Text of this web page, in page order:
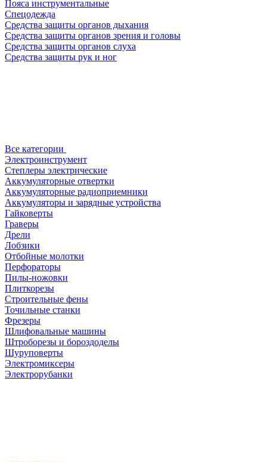
Пояса инструментальные
Спецодежда
Средства защиты органов дыхания
Средства защиты органов зрения и головы
Средства защиты органов слуха
Средства защиты рук и ног
Все категории
Электроинструмент
Степлеры электрические
Аккумуляторные отвертки
Аккумуляторные радиоприемники
Аккумуляторы и зарядные устройства
Гайковерты
Граверы
Дрели
Лобзики
Отбойные молотки
Перфораторы
Пилы-ножовки
Плиткорезы
Строительные фены
Точильные станки
Фрезеры
Шлифовальные машины
Штроборезы и бороздоделы
Шуруповерты
Электромиксеры
Электрорубанки